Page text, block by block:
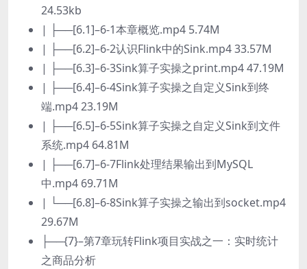
24.53kb
| ├──[6.1]–6-1本章概览.mp4 5.74M
| ├──[6.2]–6-2认识Flink中的Sink.mp4 33.57M
| ├──[6.3]–6-3Sink算子实操之print.mp4 47.19M
| ├──[6.4]–6-4Sink算子实操之自定义Sink到终
端.mp4 23.19M
| ├──[6.5]–6-5Sink算子实操之自定义Sink到文件
系统.mp4 64.81M
| ├──[6.7]–6-7Flink处理结果输出到MySQL
中.mp4 69.71M
| └──[6.8]–6-8Sink算子实操之输出到socket.mp4
29.67M
├──{7}–第7章玩转Flink项目实战之一：实时统计
之商品分析